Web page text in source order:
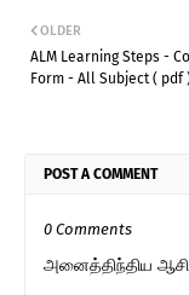
OLDER
ALM Learning Steps -
Form - All Subject ( pdf
POST A COMMENT
0 Comments
அனைத்திந்திய